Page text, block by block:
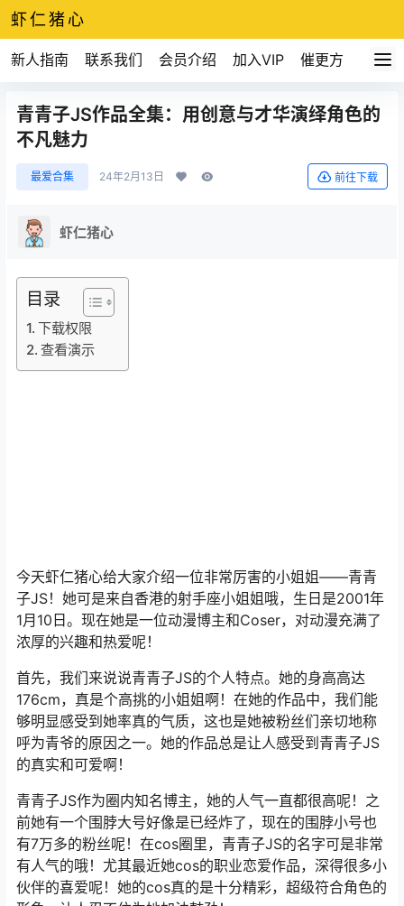
虾仁猪心
新人指南 联系我们 会员介绍 加入VIP 催更方式
青青子JS作品全集：用创意与才华演绎角色的
不凡魅力
最爱合集 24年2月13日 前往下载
虾仁猪心
目录
下载权限
查看演示
今天虾仁猪心给大家介绍一位非常厉害的小姐姐——青青
子JS！她可是来自香港的射手座小姐姐哦，生日是2001年
1月10日。现在她是一位动漫博主和Coser，对动漫充满了
浓厚的兴趣和热爱呢！
首先，我们来说说青青子JS的个人特点。她的身高高达
176cm，真是个高挑的小姐姐啊！在她的作品中，我们能
够明显感受到她率真的气质，这也是她被粉丝们亲切地称
呼为青爷的原因之一。她的作品总是让人感受到青青子JS
的真实和可爱啊！
青青子JS作为圈内知名博主，她的人气一直都很高呢！之
前她有一个围脖大号好像是已经炸了，现在的围脖小号也
有7万多的粉丝呢！在cos圈里，青青子JS的名字可是非常
有人气的哦！尤其最近她cos的职业恋爱作品，深得很多小
伙伴的喜爱呢！她的cos真的是十分精彩，超级符合角色的